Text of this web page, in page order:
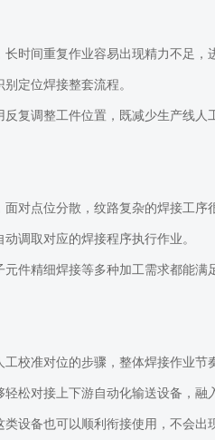
时间重复作业容易出现精力不足
定位焊接整套流程。
复调整工件位置，既减少生产线人
对点位分散，纹路复杂的焊接工
调取对应的焊接程序执行作业。
件精细焊接等多种加工需求都能
校准对位的步骤，整体焊接作业
松对接上下游自动化输送设备，融
设备也可以顺利衔接使用，不会出